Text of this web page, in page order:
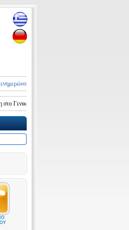
ότι από 10.01.2026 τέθηκε σε ισχύ ο νέος
Προξενείο Στουτγάρδης γίνεται ΜΟΝΟ